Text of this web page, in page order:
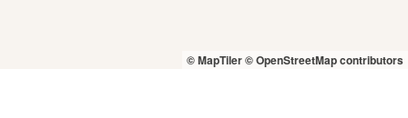
© MapTiler© OpenStreetMap contributors